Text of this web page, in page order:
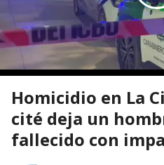
Homicidio en La
cité deja un
fallecido con